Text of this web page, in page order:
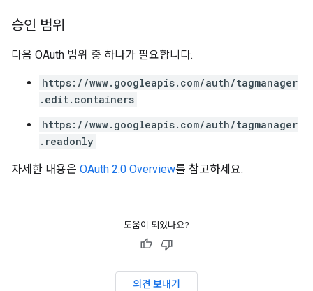
승인 범위
다음 OAuth 범위 중 하나가 필요합니다.
https://www.googleapis.com/auth/tagmanager
.edit.containers
https://www.googleapis.com/auth/tagmanager
.readonly
자세한 내용은 OAuth 2.0 Overview를 참고하세요.
도움이 되었나요?
의견 보내기